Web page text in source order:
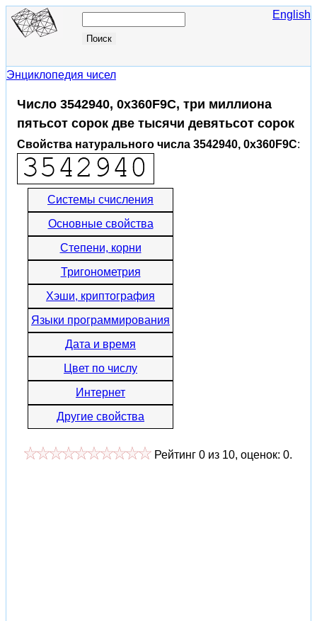
English
Энциклопедия чисел
Число 3542940, 0x360F9C, три миллиона
пятьсот сорок две тысячи девятьсот сорок
Свойства натурального числа 3542940, 0x360F9C:
Системы счисления
Основные свойства
Степени, корни
Тригонометрия
Хэши, криптография
Языки программирования
Дата и время
Цвет по числу
Интернет
Другие свойства
Рейтинг 0 из 10, оценок: 0.